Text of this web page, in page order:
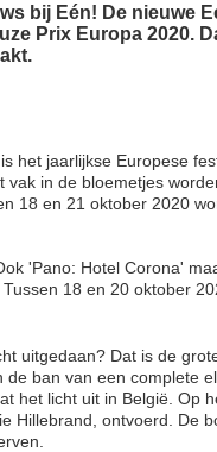
bij Eén! De nieuwe
Prix Europa 2020.
het jaarlijkse Europese
vak in de bloemetjes
18 en 21 oktober 2020
'Pano: Hotel Corona'
18 en 20 oktober
uitgedaan? Dat is de
de ban van een complete
het licht uit in België. Op
Hillebrand, ontvoerd. De